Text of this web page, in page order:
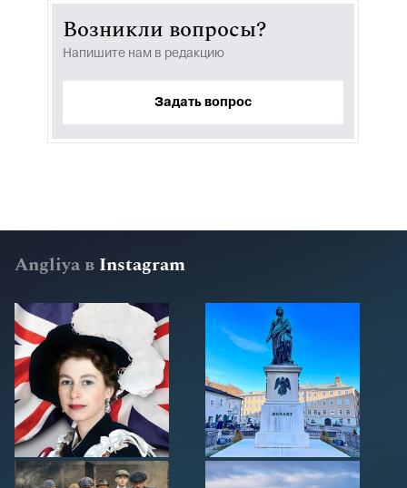
Возникли вопросы?
Напишите нам в редакцию
Задать вопрос
Angliya в Instagram